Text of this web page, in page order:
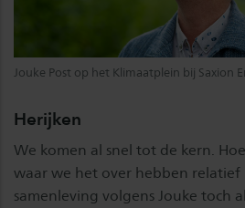
Jouke Post op het Klimaatplein bij Saxion
Herijken
We komen al snel tot de kern.
waar we het over hebben relatief
samenleving volgens Jouke toch